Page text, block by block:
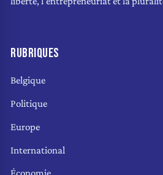
RUBRIQUES
Belgique
Politique
Europe
International